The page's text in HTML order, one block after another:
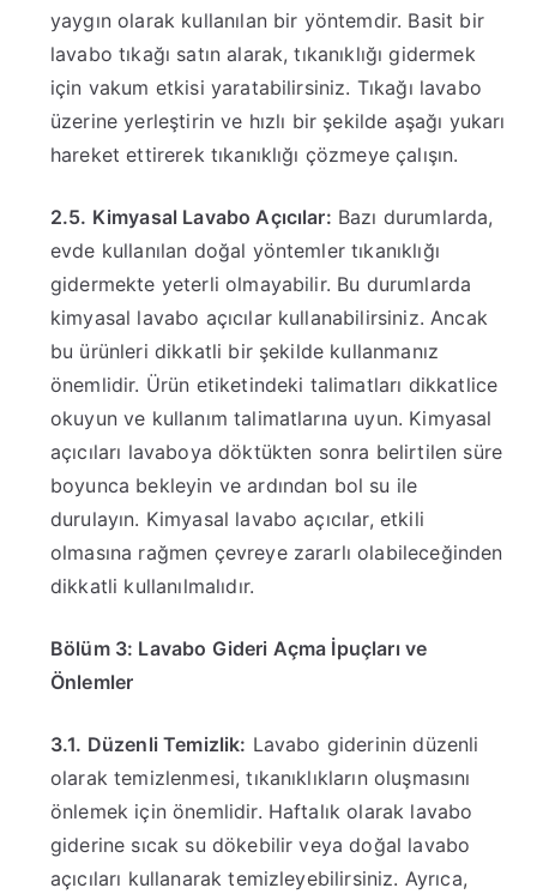
yaygın olarak kullanılan bir yöntemdir. Basit bir
lavabo tıkağı satın alarak, tıkanıklığı gidermek
için vakum etkisi yaratabilirsiniz. Tıkağı lavabo
üzerine yerleştirin ve hızlı bir şekilde aşağı yukarı
hareket ettirerek tıkanıklığı çözmeye çalışın.
2.5. Kimyasal Lavabo Açıcılar: Bazı durumlarda,
evde kullanılan doğal yöntemler tıkanıklığı
gidermekte yeterli olmayabilir. Bu durumlarda
kimyasal lavabo açıcılar kullanabilirsiniz. Ancak
bu ürünleri dikkatli bir şekilde kullanmanız
önemlidir. Ürün etiketindeki talimatları dikkatlice
okuyun ve kullanım talimatlarına uyun. Kimyasal
açıcıları lavaboya döktükten sonra belirtilen süre
boyunca bekleyin ve ardından bol su ile
durulayın. Kimyasal lavabo açıcılar, etkili
olmasına rağmen çevreye zararlı olabileceğinden
dikkatli kullanılmalıdır.
Bölüm 3: Lavabo Gideri Açma İpuçları ve
Önlemler
3.1. Düzenli Temizlik: Lavabo giderinin düzenli
olarak temizlenmesi, tıkanıklıkların oluşmasını
önlemek için önemlidir. Haftalık olarak lavabo
giderine sıcak su dökebilir veya doğal lavabo
açıcıları kullanarak temizleyebilirsiniz. Ayrıca,